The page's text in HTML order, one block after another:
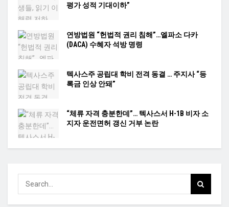
평가 성적 기대이하”
연방법원 “헌법적 권리 침해”…엘파소 다카
(DACA) 수혜자 석방 명령
텍사스주 공립대 학비 전격 동결 … 주지사 “등
록금 인상 안돼”
“체류 자격 충분한데”… 텍사스서 H-1B 비자 소
지자 운전면허 갱신 거부 논란